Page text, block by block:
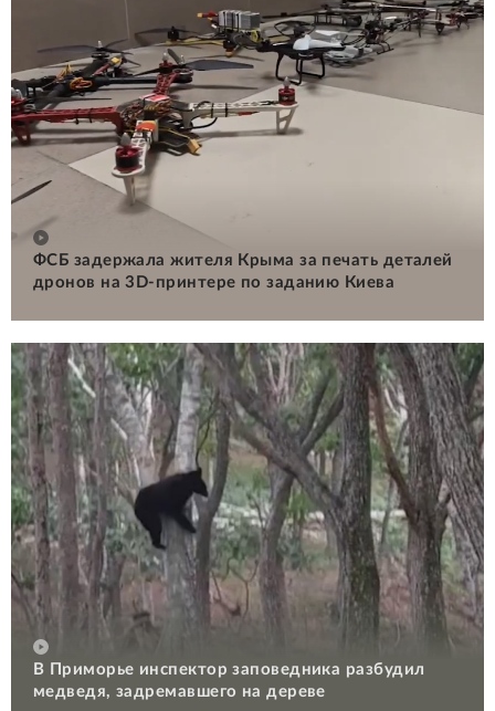
ФСБ задержала жителя Крыма за печать деталей
дронов на 3D-принтере по заданию Киева
В Приморье инспектор заповедника разбудил
медведя, задремавшего на дереве